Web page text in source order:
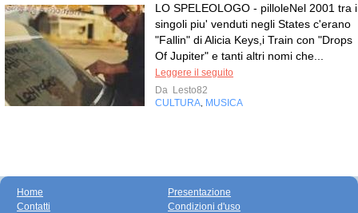
LO SPELEOLOGO - pilloleNel 2001 tra i
singoli piu' venduti negli States c'erano
"Fallin" di Alicia Keys,i Train con "Drops
Of Jupiter" e tanti altri nomi che...
Leggere il seguito
Da Lesto82
CULTURA MUSICA
Home
Contatti
Presentazione
Condizioni d'uso